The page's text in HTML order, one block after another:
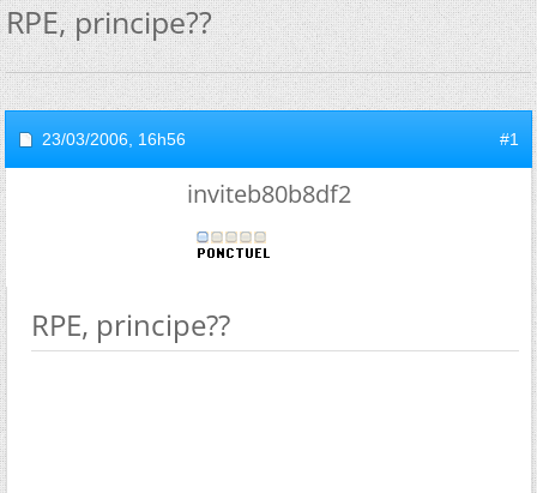
RPE, principe??
23/03/2006, 16h56 #1
inviteb80b8df2
RPE, principe??